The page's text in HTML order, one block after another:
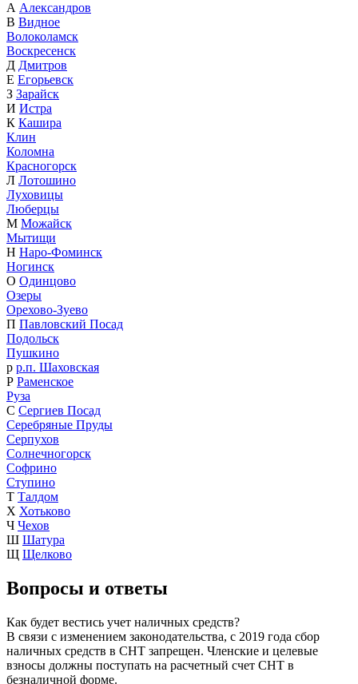
А Александров
В Видное
Волоколамск
Воскресенск
Д Дмитров
Е Егорьевск
З Зарайск
И Истра
К Кашира
Клин
Коломна
Красногорск
Л Лотошино
Луховицы
Люберцы
М Можайск
Мытищи
Н Наро-Фоминск
Ногинск
О Одинцово
Озеры
Орехово-Зуево
П Павловский Посад
Подольск
Пушкино
р р.п. Шаховская
Р Раменское
Руза
С Сергиев Посад
Серебряные Пруды
Серпухов
Солнечногорск
Софрино
Ступино
Т Талдом
Х Хотьково
Ч Чехов
Ш Шатура
Щ Щелково
Вопросы и ответы
Как будет вестись учет наличных средств?
В связи с изменением законодательства, с 2019 года сбор
наличных средств в СНТ запрещен. Членские и целевые
взносы должны поступать на расчетный счет СНТ в
безналичной форме.